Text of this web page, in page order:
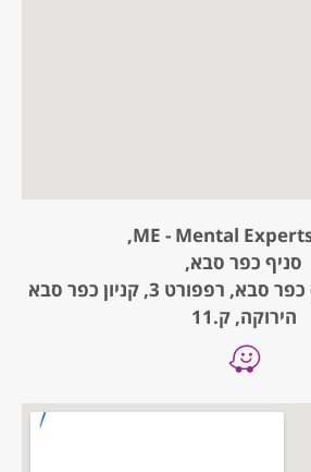
סניף כפר סבא,
כתובת: שר"פ פלוס כפר סבא, רפפורט 3, קניון כפר סבא
הירוקה, ק.11